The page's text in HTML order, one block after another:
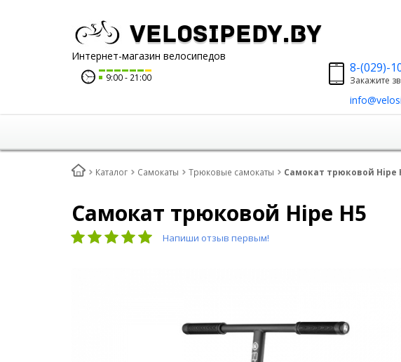
Velosipedy.by
Интернет-магазин велосипедов
9:00 21:00
8-(029)-
Закажите
Каталог Самокаты Трюковые самокаты Самокат трюковой Hipe
Самокат трюковой Hipe H5
Напиши отзыв первым!